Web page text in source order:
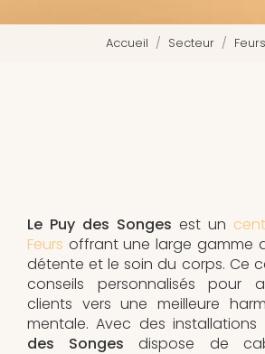
Accueil Secteur Feurs
Le Puy des Songes est un
Feurs offrant une large gamme
détente et le soin du corps. Ce
conseils personnalisés pour
clients vers une meilleure
mentale. Avec des installations
des Songes dispose de